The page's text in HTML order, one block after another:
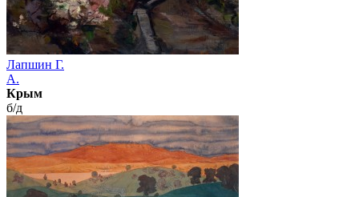
Лапшин Г.
А.
Крым
б/д